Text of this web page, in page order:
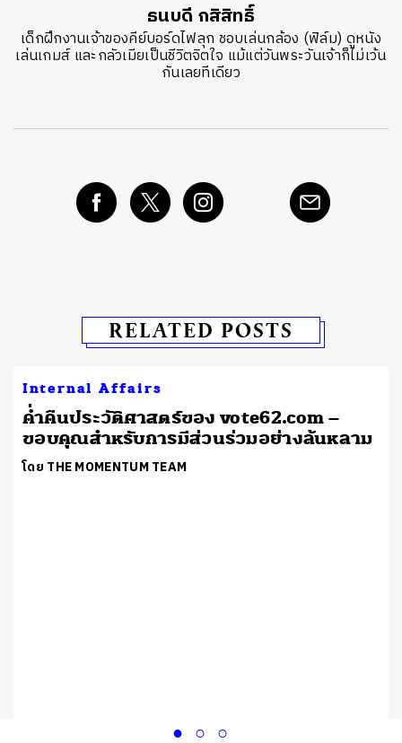
ธนบดี กสิสิทธิ์
เด็กฝึกงานเจ้าของคีย์บอร์ดไฟลุก ชอบเล่นกล้อง (ฟิล์ม) ดูหนัง
เล่นเกมส์ และกลัวเมียเป็นชีวิตจิตใจ แม้แต่วันพระวันเจ้าก็ไม่เว้น
กันเลยทีเดียว
RELATED POSTS
Internal Affairs
ค่ำคืนประวัติศาสตร์ของ vote62.com –
ขอบคุณสำหรับการมีส่วนร่วมอย่างล้นหลาม
โดย THE MOMENTUM TEAM